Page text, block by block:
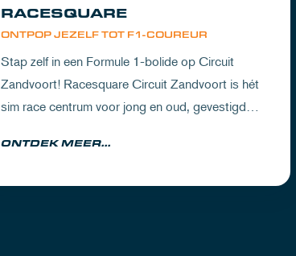
ONTPOP JEZELF TOT F1-COUREUR
RACESQUARE
Stap zelf in een Formule 1-bolide op Circuit
Zandvoort! Racesquare Circuit Zandvoort is hét
sim race centrum voor jong en oud, gevestigd
ONTDEK MEER...